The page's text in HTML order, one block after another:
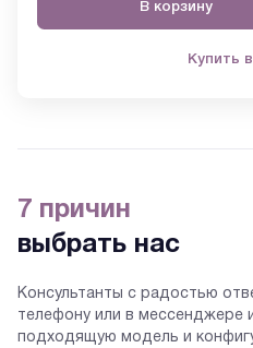
В корзину
Купить
7 причин
выбрать нас
Консультанты с радостью
телефону или в мессенджере
подходящую модель и